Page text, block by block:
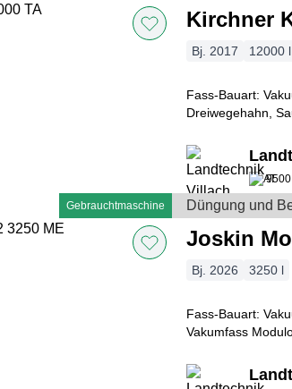
Gebrauchtmaschine
Kirchner
Bj. 2017 12000 l
Fass-Bauart:
Dreiwegehahn,
Düngung und
Joskin
Bj. 2026 3250 l
Fass-Bauart:
Vakumfass